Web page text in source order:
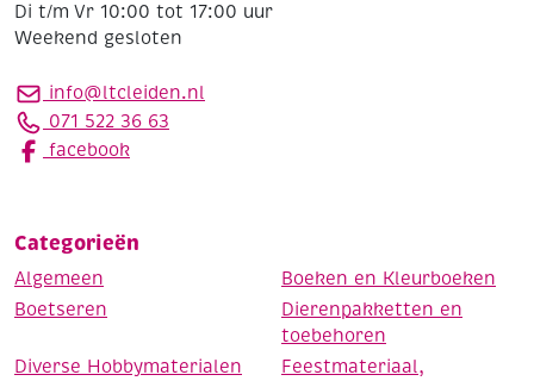
Di t/m Vr 10:00 tot 17:00 uur
Weekend gesloten
info@ltcleiden.nl
071 522 36 63
facebook
Categorieën
Algemeen
Boeken en Kleurboeken
Boetseren
Dierenpakketten en
toebehoren
Diverse Hobbymaterialen
Feestmateriaal,